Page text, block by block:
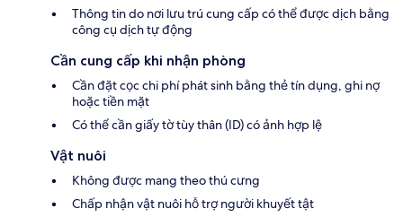
Thông tin do nơi lưu trú cung cấp có thể được dịch bằng
công cụ dịch tự động
Cần cung cấp khi nhận phòng
Cần đặt cọc chi phí phát sinh bằng thẻ tín dụng, ghi nợ
hoặc tiền mặt
Có thể cần giấy tờ tùy thân (ID) có ảnh hợp lệ
Vật nuôi
Không được mang theo thú cưng
Chấp nhận vật nuôi hỗ trợ người khuyết tật